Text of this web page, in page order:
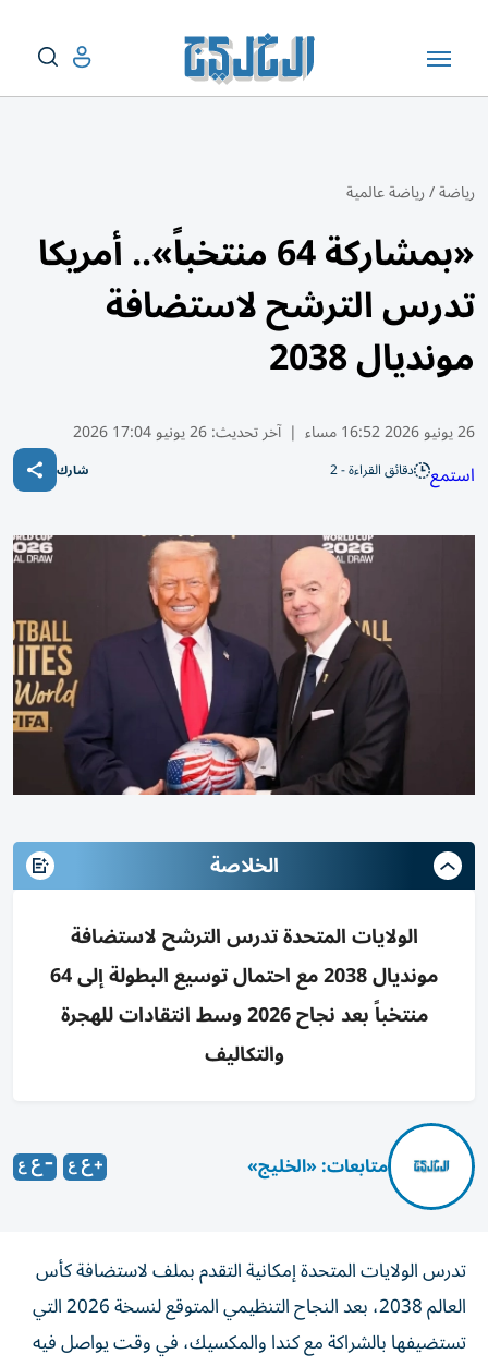
رياضة/رياضة عالمية
«بمشاركة 64 منتخباً».. أمريكا
تدرس الترشح لاستضافة
مونديال 2038
26 يونيو 2026 16:52 مساء | آخر تحديث:26 يونيو 17:04 2026
استمع دقائق القراءة - 2 شارك
الخلاصة
الولايات المتحدة تدرس الترشح لاستضافة
مونديال 2038 مع احتمال توسيع البطولة إلى 64
منتخباً بعد نجاح 2026 وسط انتقادات للهجرة
والتكاليف
متابعات: «الخليج»
تدرس الولايات المتحدة إمكانية التقدم بملف لاستضافة كأس
العالم 2038، بعد النجاح التنظيمي المتوقع لنسخة 2026 التي
تستضيفها بالشراكة مع كندا والمكسيك، في وقت يواصل فيه